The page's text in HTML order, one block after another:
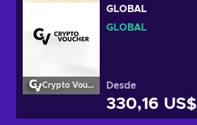
Crypto Voucher
GLOBAL
GLOBAL
Desde
330,16 US$